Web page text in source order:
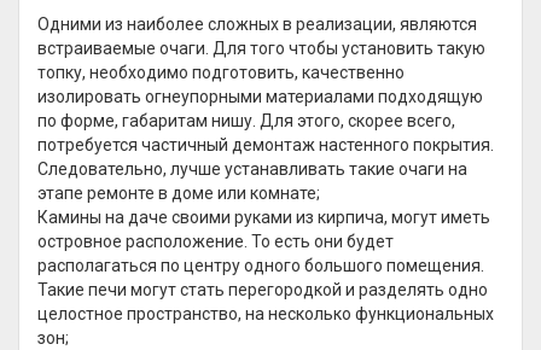
Одними из наиболее сложных в реализации, являются
встраиваемые очаги. Для того чтобы установить такую
топку, необходимо подготовить, качественно
изолировать огнеупорными материалами подходящую
по форме, габаритам нишу. Для этого, скорее всего,
потребуется частичный демонтаж настенного покрытия.
Следовательно, лучше устанавливать такие очаги на
этапе ремонте в доме или комнате;
Камины на даче своими руками из кирпича, могут иметь
островное расположение. То есть они будет
располагаться по центру одного большого помещения.
Такие печи могут стать перегородкой и разделять одно
целостное пространство, на несколько функциональных
зон;